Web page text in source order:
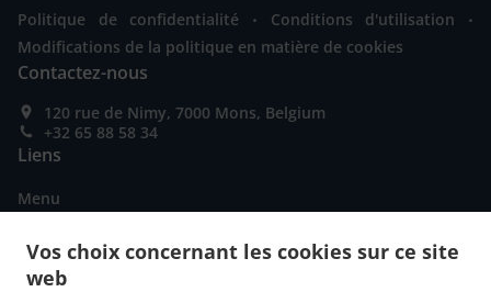
Vos choix concernant les cookies sur ce site
web
Politique de confidentialité . Conditions d'utilisation .
Modifications de la politique en matière de cookies
Contactez-nous
120 rue de Nimy, 7000 Mons, Belgium
+32 65 88 58 34
Liens
Menu
Contactez-nous